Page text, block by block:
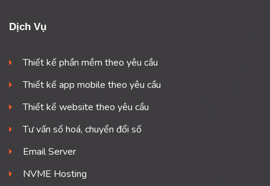
Dịch Vụ
Thiết kế phần mềm theo yêu cầu
Thiết kế app mobile theo yêu cầu
Thiết kế website theo yêu cầu
Tư vấn số hoá, chuyển đổi số
Email Server
NVME Hosting